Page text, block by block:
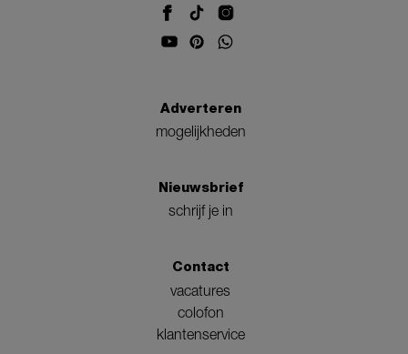
Adverteren
mogelijkheden
Nieuwsbrief
schrijf je in
Contact
vacatures
colofon
klantenservice